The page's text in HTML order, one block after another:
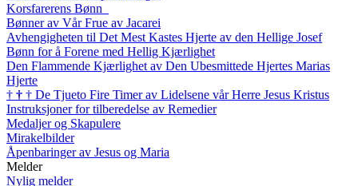
Korsfarerens Bønn
Bønner av Vår Frue av Jacarei
Avhengigheten til Det Mest Kastes Hjerte av den Hellige Josef
Bønn for å Forene med Hellig Kjærlighet
Den Flammende Kjærlighet av Den Ubesmittede Hjertes Marias
Hjerte
† † † De Tjueto Fire Timer av Lidelsene vår Herre Jesus Kristus
Instruksjoner for tilberedelse av Remedier
Medaljer og Skapulere
Mirakelbilder
Åpenbaringer av Jesus og Maria
Melder
Nylig melder